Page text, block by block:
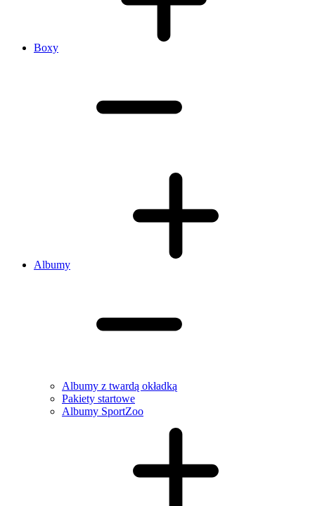
Boxy
Albumy
Albumy z twardą okładką
Pakiety startowe
Albumy SportZoo